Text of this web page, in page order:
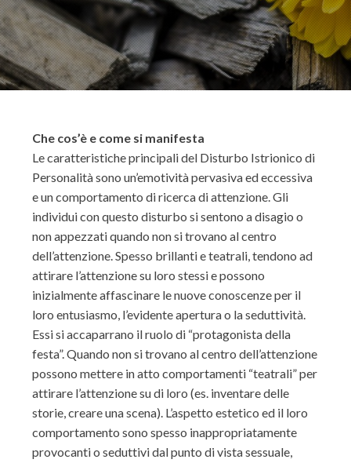
Che cos’è e come si manifesta
Le caratteristiche principali del Disturbo Istrionico di
Personalità sono un’emotività pervasiva ed eccessiva
e un comportamento di ricerca di attenzione. Gli
individui con questo disturbo si sentono a disagio o
non appezzati quando non si trovano al centro
dell’attenzione. Spesso brillanti e teatrali, tendono ad
attirare l’attenzione su loro stessi e possono
inizialmente affascinare le nuove conoscenze per il
loro entusiasmo, l’evidente apertura o la seduttività.
Essi si accaparrano il ruolo di “protagonista della
festa”. Quando non si trovano al centro dell’attenzione
possono mettere in atto comportamenti “teatrali” per
attirare l’attenzione su di loro (es. inventare delle
storie, creare una scena). L’aspetto estetico ed il loro
comportamento sono spesso inappropriatamente
provocanti o seduttivi dal punto di vista sessuale,